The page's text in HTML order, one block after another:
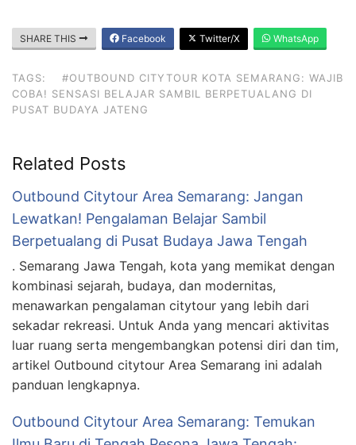
SHARE THIS Facebook Twitter/X WhatsApp
TAGS:
#OUTBOUND CITYTOUR KOTA SEMARANG: WAJIB
COBA! SENSASI BELAJAR SAMBIL BERPETUALANG DI
PUSAT BUDAYA JATENG
Related Posts
Outbound Citytour Area Semarang: Jangan
Lewatkan! Pengalaman Belajar Sambil
Berpetualang di Pusat Budaya Jawa Tengah
. Semarang Jawa Tengah, kota yang memikat dengan
kombinasi sejarah, budaya, dan modernitas,
menawarkan pengalaman citytour yang lebih dari
sekadar rekreasi. Untuk Anda yang mencari aktivitas
luar ruang serta mengembangkan potensi diri dan tim,
artikel Outbound citytour Area Semarang ini adalah
panduan lengkapnya.
Outbound Citytour Area Semarang: Temukan